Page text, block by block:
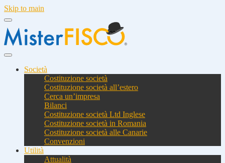
Skip to main
Società
Costituzione società
Costituzione società all’estero
Cerca un’impresa
Bilanci
Costituzione società Ltd Inglese
Costituzione società in Romania
Costituzione società alle Canarie
Convenzioni
Utilità
Attualità